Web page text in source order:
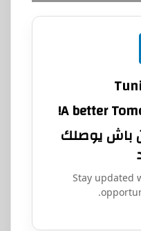
A better
باش يوصلك
Stay updated